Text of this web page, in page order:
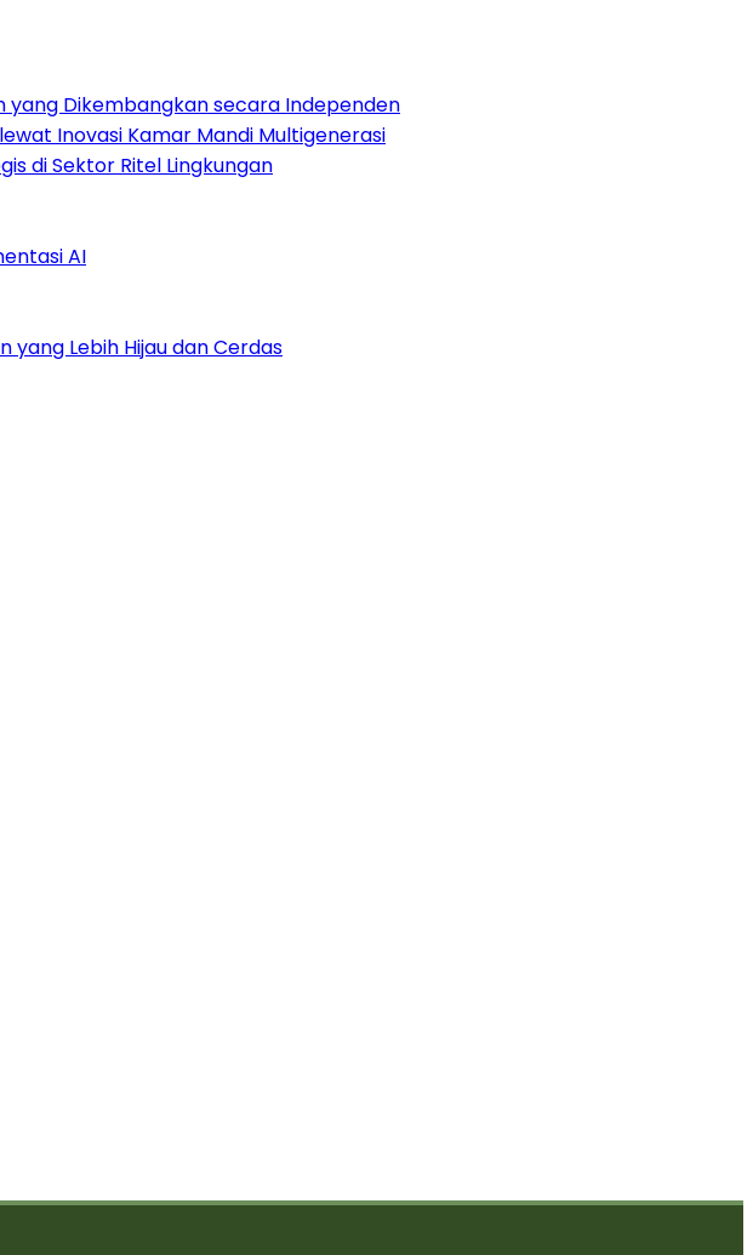
yang Dikembangkan secara Independen
Inovasi Kamar Mandi Multigenerasi
di Sektor Ritel Lingkungan
AI
yang Lebih Hijau dan Cerdas